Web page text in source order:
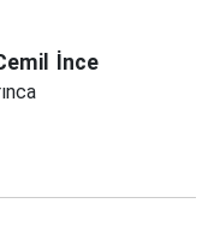
İnce